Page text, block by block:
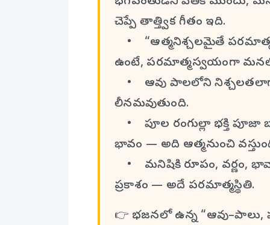
చెప్పే తాత్త్విక గీతం ఇది.
• “ఆత్మ నిశ్చలమైతే
ఉంటే, పరమాత్మ స్వయంగా మనలో
• ఆవు పాలలోని
లీనమవుతుంది.
• పూల రంగుల్లా భక్తి పూజా
భావం — అది ఆత్మ నుంచి
• మనిషికి రూపం, వర్ణం,
ప్రకాశం — అదే పరమాత్మ స్థితి.
👉 భజనలో ఉన్న